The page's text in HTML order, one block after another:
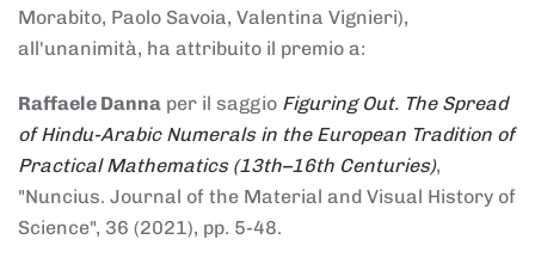
Morabito, Paolo Savoia, Valentina Vignieri),
all'unanimità, ha attribuito il premio a:
Raffaele Danna per il saggio Figuring Out. The Spread
of Hindu-Arabic Numerals in the European Tradition of
Practical Mathematics (13th–16th Centuries),
"Nuncius. Journal of the Material and Visual History of
Science", 36 (2021), pp. 5-48.